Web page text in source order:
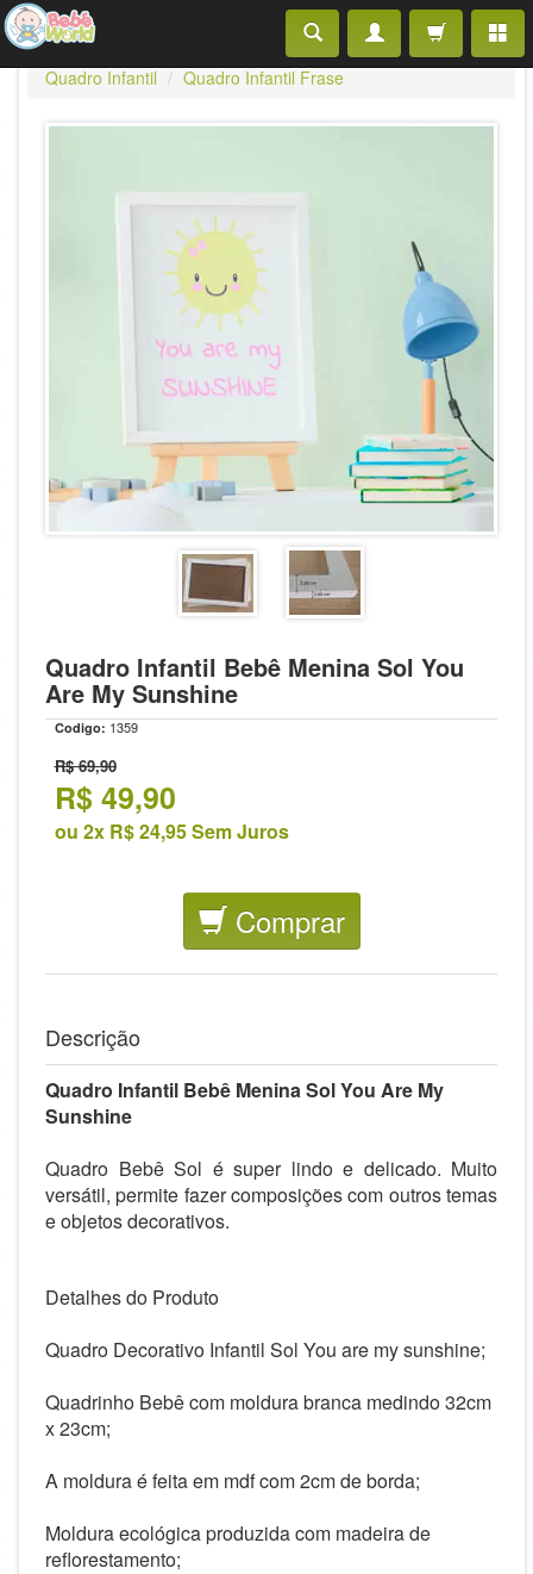
Quadro Infantil Quadro Infantil Frase
Quadro Infantil Bebê Menina Sol You
Are My Sunshine
Codigo: 1359
R$ 69,90
R$ 49,90
ou 2x R$ 24,95 Sem Juros
Comprar
Descrição
Quadro Infantil Bebê Menina Sol You Are My
Sunshine
Quadro Bebê Sol é super lindo e delicado. Muito
versátil, permite fazer composições com outros temas
e objetos decorativos.
Detalhes do Produto
Quadro Decorativo Infantil Sol You are my sunshine;
Quadrinho Bebê com moldura branca medindo 32cm
x 23cm;
A moldura é feita em mdf com 2cm de borda;
Moldura ecológica produzida com madeira de
reflorestamento;